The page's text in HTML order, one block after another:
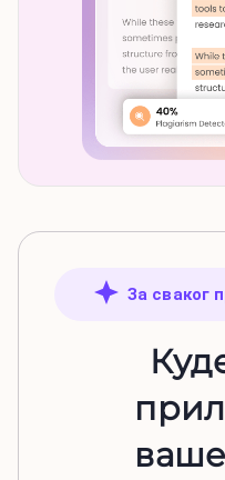
За сваког